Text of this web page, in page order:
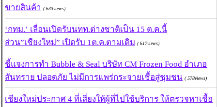
ขายสินค้า ( 633views)
‘กทม.’ เลื่อนเปิดรับนทท.ต่างชาติเป็น 15 ต.ค.นี้
ส่วน”เชียงใหม่” เปิดรับ 1ต.ค.ตามเดิม ( 617views)
ชี้แจงการทำ Bubble & Seal บริษัท CM Frozen Food อำเภอ
สันทราย ปลอดภัย ไม่มีการแพร่กระจายเชื้อสู่ชุมชน ( 578views)
เชียงใหม่ประกาศ 4 ที่เสี่ยงให้ผู้ที่ไปใช้บริการ ให้ตรวจหาเชื้อ